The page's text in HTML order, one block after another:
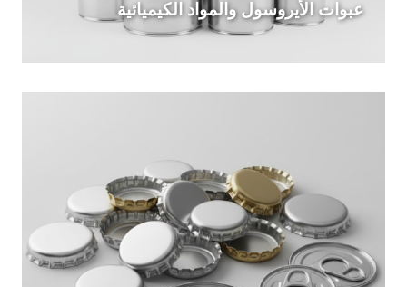
عبوات الأيروسول والمواد الكيميائية